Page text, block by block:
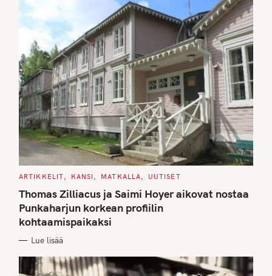
C
T
E
G
O
R
I
S
ARTIKKELIT KANSI MATKALLA UUTISET
Thomas Zilliacus ja Saimi Hoyer aikovat nostaa
Punkaharjun korkean profiilin
kohtaamispaikaksi
Lue lisää